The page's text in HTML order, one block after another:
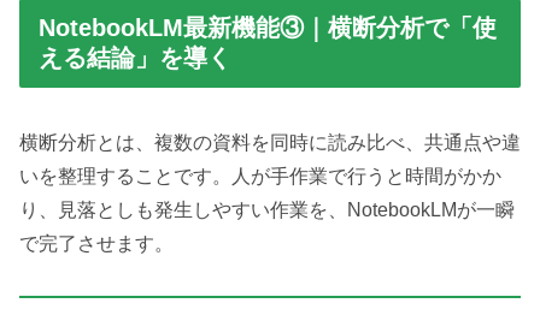
NotebookLM最新機能③｜横断分析で「使
える結論」を導く
横断分析とは、複数の資料を同時に読み比べ、共通点や違
いを整理することです。人が手作業で行うと時間がかか
り、見落としも発生しやすい作業を、NotebookLMが一瞬
で完了させます。